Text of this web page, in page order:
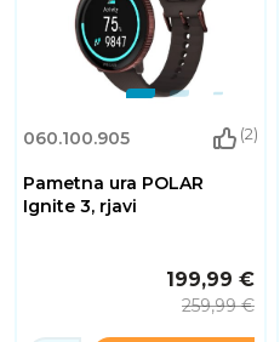
060.100.905 (2)
Pametna ura POLAR
Ignite 3, rjavi
199,99 €
259,99 €